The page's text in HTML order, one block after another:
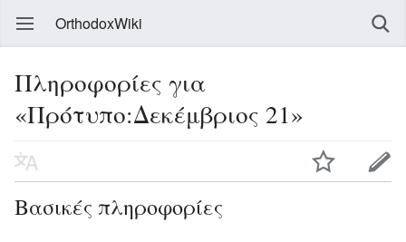
OrthodoxWiki
Πληροφορίες για
«Πρότυπο:Δεκέμβριος 21»
Βασικές πληροφορίες